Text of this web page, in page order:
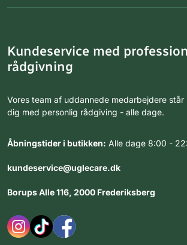
Kundeservice med
rådgivning
Vores team af uddannede medarbejdere
dig med personlig rådgiving - alle dage.
Åbningstider i butikken: Alle dage 8:00 -
kundeservice@uglecare.dk
Borups Alle 116, 2000 Frederiksberg